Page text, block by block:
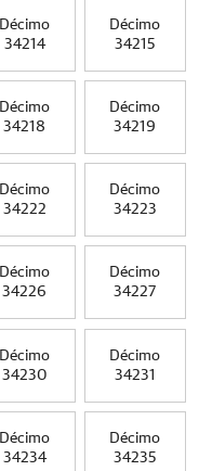
Décimo
34214
Décimo
34215
Décimo
34218
Décimo
34219
Décimo
34222
Décimo
34223
Décimo
34226
Décimo
34227
Décimo
34230
Décimo
34231
Décimo
34234
Décimo
34235